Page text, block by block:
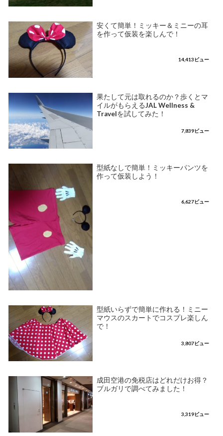
安くて簡単！ミッキー＆ミニーの耳
を作って仮装を楽しんで！
14,413ビュー
果たして元は取れるのか？歩くとマ
イルがもらえるJAL Wellness &
Travelを試してみた！
7,839ビュー
型紙なしで簡単！ミッキーパンツを
作って仮装しよう！
6,627ビュー
型紙いらずで簡単に作れる！ミニー
マウスのスカートでコスプレ楽しん
で！
3,807ビュー
成田空港の免税店はどれだけお得？
ブルガリで調べてみました！
3,319ビュー